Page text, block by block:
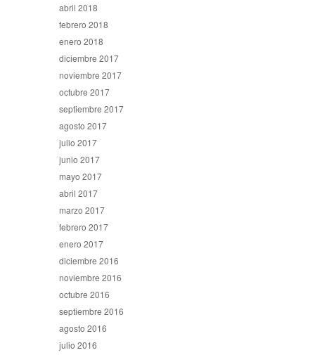
abril 2018
febrero 2018
enero 2018
diciembre 2017
noviembre 2017
octubre 2017
septiembre 2017
agosto 2017
julio 2017
junio 2017
mayo 2017
abril 2017
marzo 2017
febrero 2017
enero 2017
diciembre 2016
noviembre 2016
octubre 2016
septiembre 2016
agosto 2016
julio 2016